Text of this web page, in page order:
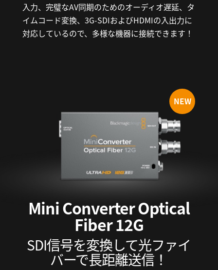
入力、完璧なAV同期のためのオーディオ遅延、タ
イムコード変換、3G-SDIおよびHDMIの入出力に
対応しているので、多様な機器に接続できます！
NEW
Mini ConverterOptical
Fiber 12G
SDI信号を変換して光ファイ
バーで長距離送信！